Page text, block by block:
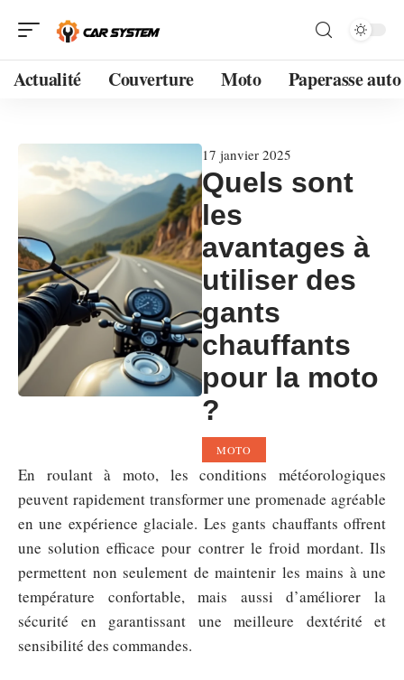
Actualité Couverture Moto Paperasse auto
17 janvier 2025
Quels sont
les
avantages à
utiliser des
gants
chauffants
pour la moto
?
MOTO
En roulant à moto, les conditions météorologiques
peuvent rapidement transformer une promenade agréable
en une expérience glaciale. Les gants chauffants offrent
une solution efficace pour contrer le froid mordant. Ils
permettent non seulement de maintenir les mains à une
température confortable, mais aussi d’améliorer la
sécurité en garantissant une meilleure dextérité et
sensibilité des commandes.